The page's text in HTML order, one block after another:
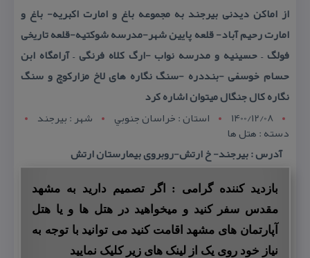
از اماكن دیدنی بیرجند به مجموعه باغ و امارت اكبریه- باغ و
امارت رحیم آباد- قلعه پایین شهر-مدرسه شوكتیه-قلعه تاریخی
فولگ – حسینیه و مدرسه نواب -ارگ كلاه فرنگی – آرامگاه ابن
حسام خوسفی -بنددره -سنگ نگاره های لاخ مزاركوچ و سنگ
نگاره كال جنگال میتوان اشاره كرد
1400/12/08
استان : خراسان جنوبي شهر : بيرجند
دسته : هتل ها
آدرس : بیرجند- خ ارتش-روبروی بیمارستان ارتش
بازدید کننده گرامی : اگر تصمیم دارید به مشهد
مقدس سفر کنید و میخواهید در هتل ها و یا هتل
آپارتمان های مشهد اقامت کنید می توانید با توجه به
نیاز خود روی یک از لینک های زیر کلیک نمایید